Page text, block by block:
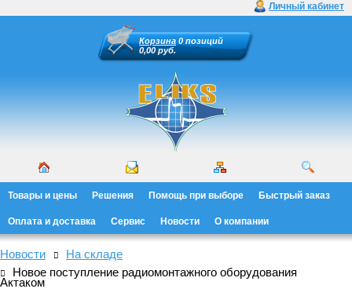
Личный кабинет
Корзина 0 позиций
0,00 руб.
Товары и цены Решения Помощь при выборе Быстрый заказ
Оплата и доставка Сервис Новости О компании
Новости
На складе
Новое поступление радиомонтажного оборудования
Актаком